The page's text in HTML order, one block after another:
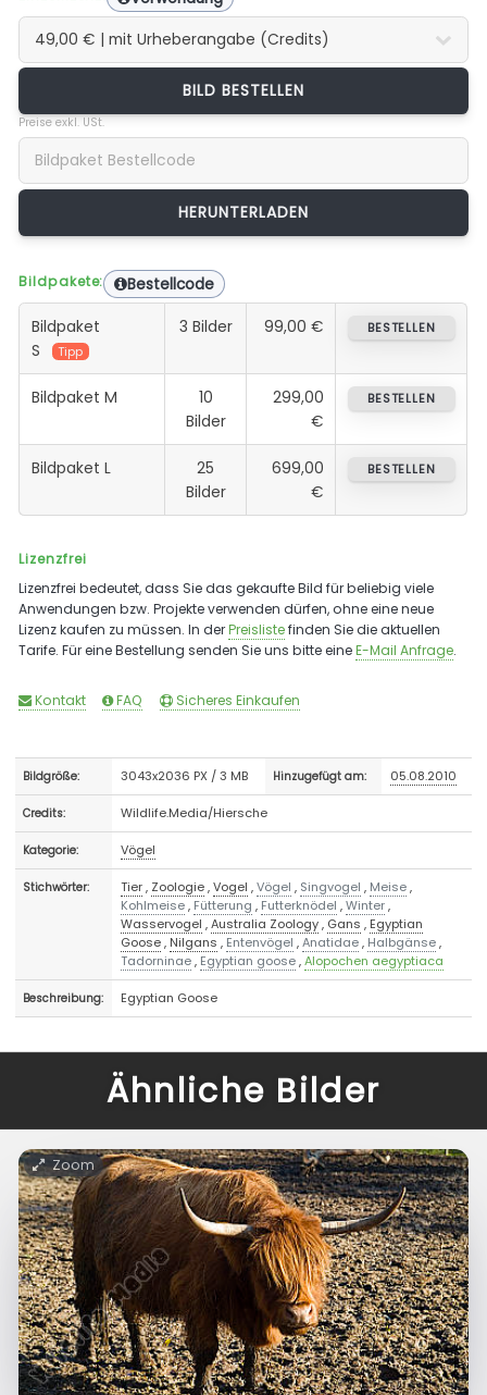
BILD BESTELLEN
Preise exkl. USt.
Bildpakete: Bestellcode
Bildpaket
S
Tipp
3 Bilder 99,00 € BESTELLEN
Bildpaket M
10
Bilder
299,00
€
BESTELLEN
Bildpaket L
25
Bilder
699,00
€
BESTELLEN
Lizenzfrei
Lizenzfrei bedeutet, dass Sie das gekaufte Bild für beliebig viele
Anwendungen bzw. Projekte verwenden dürfen, ohne eine neue
Lizenz kaufen zu müssen. In derPreislistefinden Sie die aktuellen
Tarife. Für eine Bestellung senden Sie uns bitte eineE-Mail Anfrage.
Kontakt FAQ Sicheres Einkaufen
Bildgröße: 3043x2036 PX / 3 MB Hinzugefügt am: 05.08.2010
Credits: Wildlife.Media/Hiersche
Kategorie: Vögel
Stichwörter: Tier, Zoologie,Vogel ,Vögel , Singvogel , Meise,
Kohlmeise, Fütterung , Futterknödel ,Winter,
Wasservogel ,Australia Zoology, Gans , Egyptian
Goose, Nilgans , Entenvögel ,Anatidae, Halbgänse,
Tadorninae, Egyptian goose,Alopochen aegyptiaca
Beschreibung: Egyptian Goose
Ähnliche Bilder
Zoom